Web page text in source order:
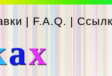
| F.A.Q. |
ах